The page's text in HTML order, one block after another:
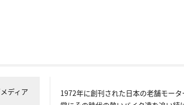
ディア
1972年に創刊された日本の老舗モータ